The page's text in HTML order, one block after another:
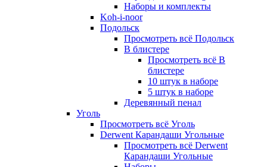
Наборы и комплекты
Koh-i-noor
Подольск
Просмотреть всё Подольск
В блистере
Просмотреть всё В
блистере
10 штук в наборе
5 штук в наборе
Деревянный пенал
Уголь
Просмотреть всё Уголь
Derwent Карандаши Угольные
Просмотреть всё Derwent
Карандаши Угольные